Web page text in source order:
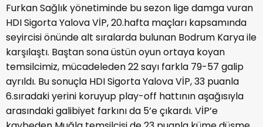
Furkan Sağlık yönetiminde bu sezon lige damga vuran
HDI Sigorta Yalova VİP, 20.hafta maçları kapsamında
seyircisi önünde alt sıralarda bulunan Bodrum Karya ile
karşılaştı. Baştan sona üstün oyun ortaya koyan
temsilcimiz, mücadeleden 22 sayı farkla 79-57 galip
ayrıldı. Bu sonuçla HDI Sigorta Yalova VİP, 33 puanla
6.sıradaki yerini koruyup play-off hattının aşağısıyla
arasındaki galibiyet farkını da 5’e çıkardı. VİP’e